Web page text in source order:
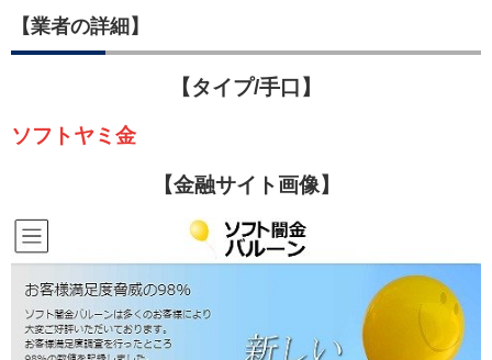
【業者の詳細】
【タイプ/手口】
ソフトヤミ金
【金融サイト画像】